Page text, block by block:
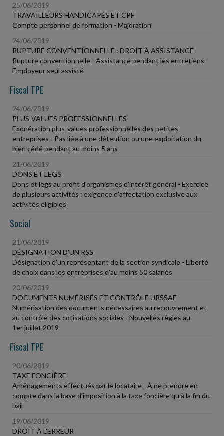
25/06/2019
TRAVAILLEURS HANDICAPÉS ET CPF
Compte personnel de formation - Majoration
24/06/2019
RUPTURE CONVENTIONNELLE : DROIT À ASSISTANCE
Rupture conventionnelle - Assistance pendant les entretiens -
Employeur seul assisté
Fiscal TPE
24/06/2019
PLUS-VALUES PROFESSIONNELLES
Exonération plus-values professionnelles des petites
entreprises - Pas liée à une détention ou une exploitation du
bien cédé pendant au moins 5 ans
21/06/2019
DONS ET LEGS
Dons et legs au profit d'organismes d'intérêt général - Exercice
de plusieurs activités : exigence d'affectation exclusive aux
activités éligibles
Social
21/06/2019
DÉSIGNATION D'UN RSS
Désignation d'un représentant de la section syndicale - Liberté
de choix dans les entreprises d'au moins 50 salariés
20/06/2019
DOCUMENTS NUMÉRISÉS ET CONTRÔLE URSSAF
Numérisation des documents nécessaires au recouvrement et
au contrôle des cotisations sociales - Nouvelles règles au
1er juillet 2019
Fiscal TPE
20/06/2019
TAXE FONCIÈRE
Aménagements effectués par le locataire - À ne prendre en
compte dans la base d'imposition à la taxe foncière qu'à la fin du
bail
19/06/2019
DROIT À L'ERREUR